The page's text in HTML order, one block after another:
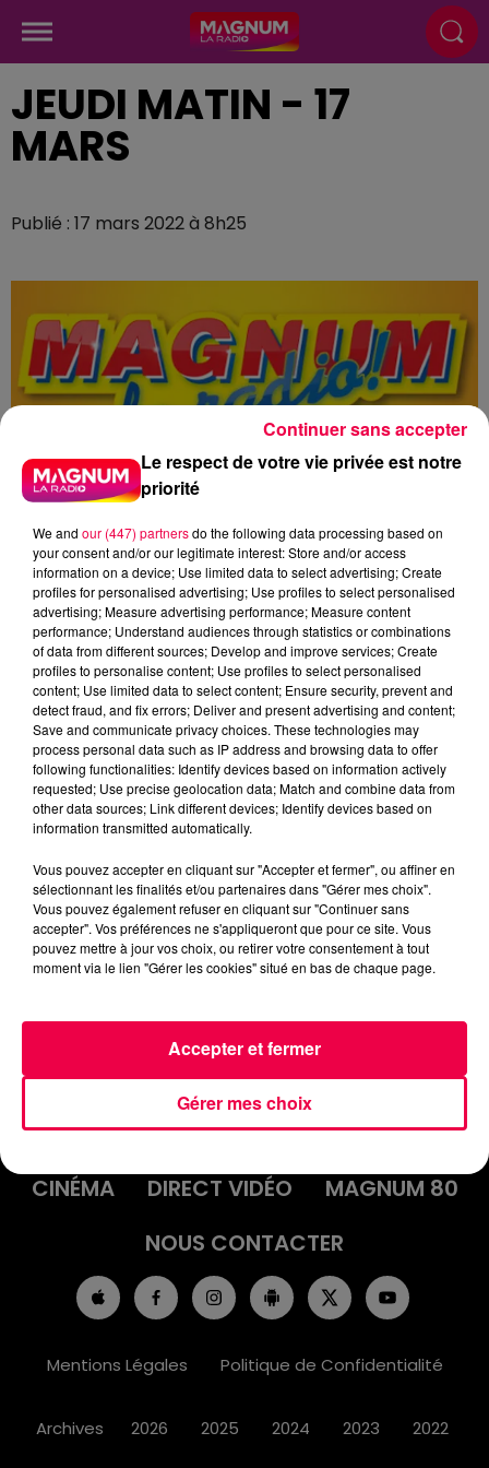
JEUDI MATIN - 17
MARS
Publié : 17 mars 2022 à 8h25
Flash infos
Crédit :Flash infos
podcasts/2022/03/2022-03-17-09-25-
09_6H_17032022.mp3
ACCUEIL INFOS
EMISSIONS
AGENDA
JEUX
PODCASTS
CINÉMA
DIRECT VIDÉO
MAGNUM 80
NOUS CONTACTER
Mentions Légales Politique de Confidentialité
Archives 2026 2025 2024 2023 2022
Le respect de votre vie privée est notre
priorité
We and our (447) partnersdo the following data processing based on
your consent and/or our legitimate interest: Store and/or access
information on a device; Use limited data to select advertising; Create
profiles for personalised advertising; Use profiles to select personalised
advertising; Measure advertising performance; Measure content
performance; Understand audiences through statistics or combinations
of data from different sources; Develop and improve services; Create
profiles to personalise content; Use profiles to select personalised
content; Use limited data to select content; Ensure security, prevent and
detect fraud, and fix errors; Deliver and present advertising and content;
Save and communicate privacy choices. These technologies may
process personal data such as IP address and browsing data to offer
following functionalities: Identify devices based on information actively
requested; Use precise geolocation data; Match and combine data from
other data sources; Link different devices; Identify devices based on
information transmitted automatically.
Vous pouvez accepter en cliquant sur "Accepter et fermer", ou affiner en
sélectionnant les finalités et/ou partenaires dans "Gérer mes choix".
Vous pouvez également refuser en cliquant sur "Continuer sans
accepter". Vos préférences ne s'appliqueront que pour ce site. Vous
pouvez mettre à jour vos choix, ou retirer votre consentement à tout
moment via le lien "Gérer les cookies" situé en bas de chaque page.
Gérer mes choix
Accepter et fermer
Continuer sans accepter